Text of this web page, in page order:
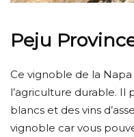
Peju
Ce vignoble de la Napa
l’agriculture durable. Il
blancs et des vins
vignoble car vous